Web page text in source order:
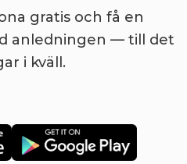
gratis och få en
anledningen — till det
i kväll.